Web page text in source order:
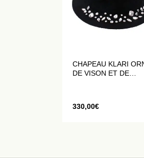
CHAPEAU KLARI
DE VISON ET DE
330,00€